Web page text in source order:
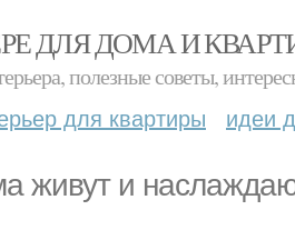
ДЛЯ ДОМА И
полезные советы,
для квартиры идеи
живут и